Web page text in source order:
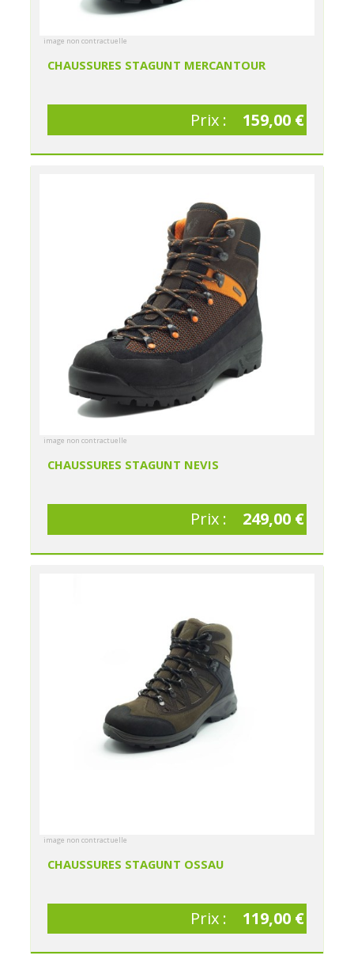
image non contractuelle
CHAUSSURES STAGUNT MERCANTOUR
Prix : 159,00 €
image non contractuelle
CHAUSSURES STAGUNT NEVIS
Prix : 249,00 €
image non contractuelle
CHAUSSURES STAGUNT OSSAU
Prix : 119,00 €